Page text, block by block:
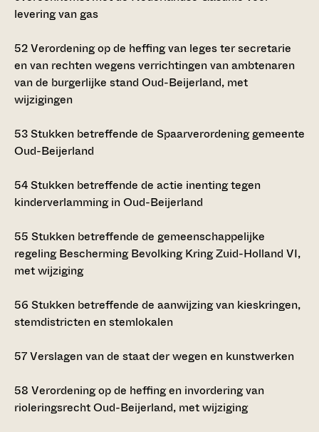
levering van gas
52Verordening op de heffing van leges ter secretarie
en van rechten wegens verrichtingen van ambtenaren
van de burgerlijke stand Oud-Beijerland, met
wijzigingen
53Stukken betreffende de Spaarverordening gemeente
Oud-Beijerland
54Stukken betreffende de actie inenting tegen
kinderverlamming in Oud-Beijerland
55 Stukken betreffende de gemeenschappelijke
regeling Bescherming Bevolking Kring Zuid-Holland VI,
met wijziging
56 Stukken betreffende de aanwijzing van kieskringen,
stemdistricten en stemlokalen
57Verslagen van de staat der wegen en kunstwerken
58 Verordening op de heffing en invordering van
rioleringsrecht Oud-Beijerland, met wijziging